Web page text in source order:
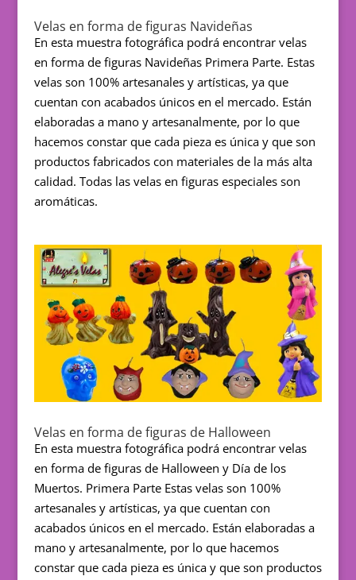
Velas en forma de figuras Navideñas
En esta muestra fotográfica podrá encontrar velas
en forma de figuras Navideñas Primera Parte. Estas
velas son 100% artesanales y artísticas, ya que
cuentan con acabados únicos en el mercado. Están
elaboradas a mano y artesanalmente, por lo que
hacemos constar que cada pieza es única y que son
productos fabricados con materiales de la más alta
calidad. Todas las velas en figuras especiales son
aromáticas.
Velas en forma de figuras de Halloween
En esta muestra fotográfica podrá encontrar velas
en forma de figuras de Halloween y Día de los
Muertos. Primera Parte Estas velas son 100%
artesanales y artísticas, ya que cuentan con
acabados únicos en el mercado. Están elaboradas a
mano y artesanalmente, por lo que hacemos
constar que cada pieza es única y que son productos